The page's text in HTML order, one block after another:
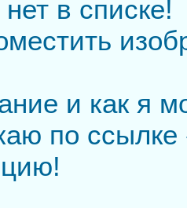
в списке!
и как я
по